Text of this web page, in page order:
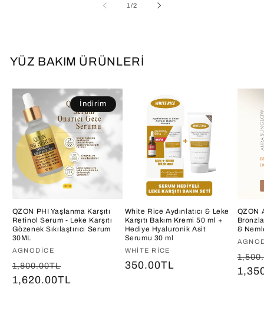
1//2
YÜZ BAKIM ÜRÜNLERİ
İndirim
QZON PHI Yaşlanma Karşıtı
Retinol Serum - Leke Karşıtı
Gözenek Sıkılaştırıcı Serum
30ML
Satıcı:
AGNODICE
Normal
fiyat
1,800.00TL
fiyat
1,620.00TL
White Rice Aydınlatıcı & Leke
Karşıtı Bakım Kremi 50 ml +
Hediye Hyaluronik Asit
Serumu 30 ml
Satıcı:
WHITE RICE
Normal
350.00TL
QZON
&
fiyat